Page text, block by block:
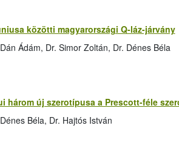
közötti magyarországi Q-láz-járvány
Ádám, Dr. Simor Zoltán, Dr. Dénes Béla
három új szerotípusa a Prescott-féle
Béla, Dr. Hajtós István